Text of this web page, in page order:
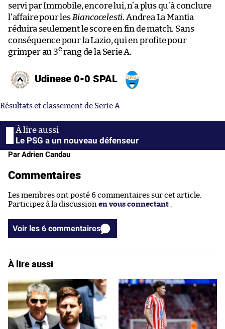
servi par Immobile, encore lui, n’a plus qu’à conclure
l’affaire pour les Biancocelesti. Andrea La Mantia
réduira seulement le score en fin de match. Sans
conséquence pour la Lazio, qui en profite pour
grimper au 3e rang de la Serie A.
Udinese 0-0 SPAL
Résultats et classement de Serie A
Le PSG a un nouveau défenseur
Par Adrien Candau
Commentaires
Les membres ont posté 6 commentaires sur cet article.
Participez à la discussion en vous connectant
Voir les 6 commentaires
À lire aussi